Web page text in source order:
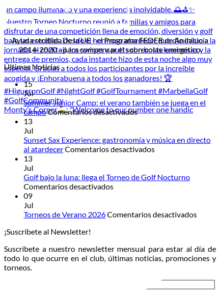
Monty’s Corner : "Welcome to our number one handic
Ayuda recibida de la UE - el Programa FEDER de Andalucía
2014-2020 - para compensar el sobrecoste energético.
Últimas Noticias
15
Jul
Summer Junior Camp: el verano también se juega en el
campoComentarios desactivadosen
Camp:
el
se
campo
13
Jul
Sunset Sax Experience: gastronomía y música en directo
al atardecerComentarios desactivadosen
Experience:
en
13
Jul
Golf bajo la luna: llega el Torneo de Golf Nocturno
Comentarios desactivadosen
la
Torneo
de
09
Jul
Torneos de Verano 2026Comentarios desactivadosen
2026
¡Suscríbete al Newsletter!
Suscríbete a nuestro newsletter mensual para estar al día de
todo lo que ocurre en el club, últimas noticias, promociones y
torneos.